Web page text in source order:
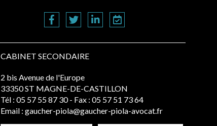
CABINET SECONDAIRE
2 bis Avenue de l'Europe
33350 ST MAGNE-DE-CASTILLON
Tél : 05 57 55 87 30 - Fax : 05 57 51 73 64
Email : gaucher-piola@gaucher-piola-avocat.fr